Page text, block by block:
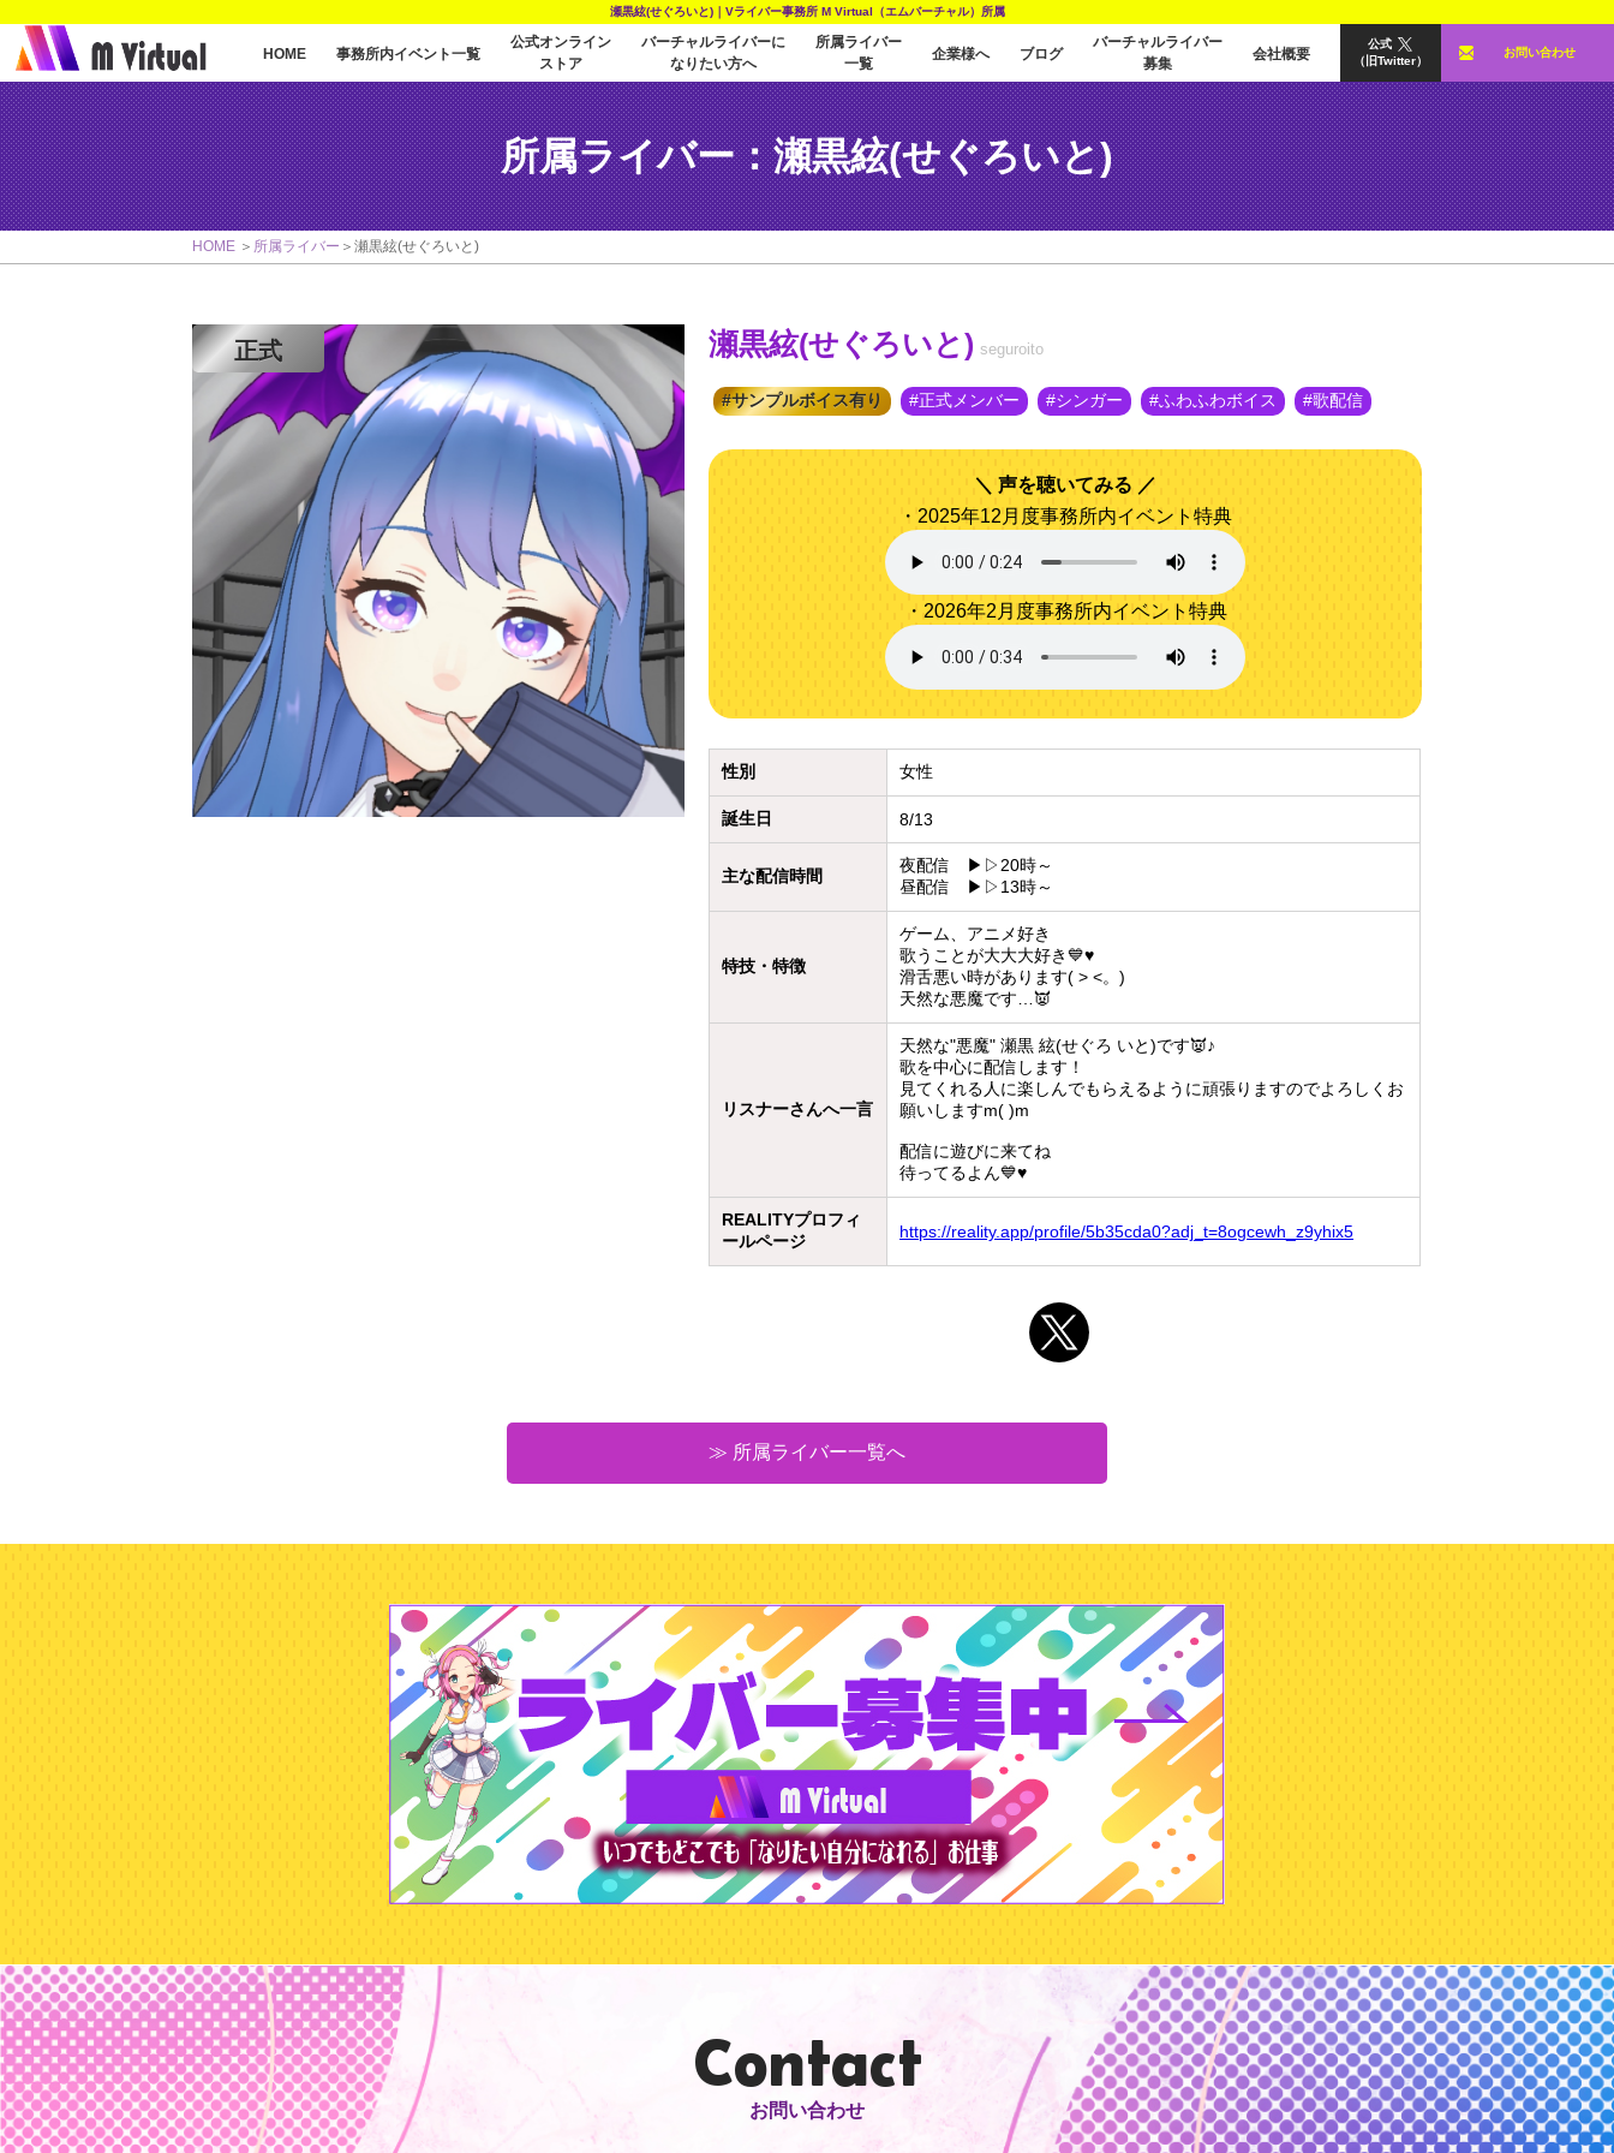
瀬黒絃(せぐろいと)｜Vライバー事務所 M Virtual（エムバーチャル）所属
HOME 事務所内イベント一覧
公式オンライン
ストア
バーチャルライバーに
なりたい方へ
所属ライバー
一覧
企業様へ ブログ
バーチャルライバー
募集
会社概要
公式
（旧Twitter）
お問い合わせ
所属ライバー：瀬黒絃(せぐろいと)
HOME 所属ライバー 瀬黒絃(せぐろいと)
正式 瀬黒絃(せぐろいと) seguroito
サンプルボイス有り 正式メンバー シンガー ふわふわボイス 歌配信
声を聴いてみる
・2025年12月度事務所内イベント特典
・2026年2月度事務所内イベント特典
性別 女性
誕生日 8/13
主な配信時間
夜配信 ▶︎▷20時～
昼配信 ▶︎▷13時～
特技・特徴
ゲーム、アニメ好き
歌うことが大大大好き💙♥
滑舌悪い時があります( > <。)
天然な悪魔です…👿
リスナーさんへ一言
天然な"悪魔" 瀬黒 絃(せぐろ いと)です👿♪
歌を中心に配信します！
見てくれる人に楽しんでもらえるように頑張りますのでよろしくお
願いしますm( )m
配信に遊びに来てね
待ってるよん💙♥
REALITYプロフィ
ールページ
https://reality.app/profile/5b35cda0?adj_t=8ogcewh_z9yhix5
≫ 所属ライバー一覧へ
Contact
お問い合わせ